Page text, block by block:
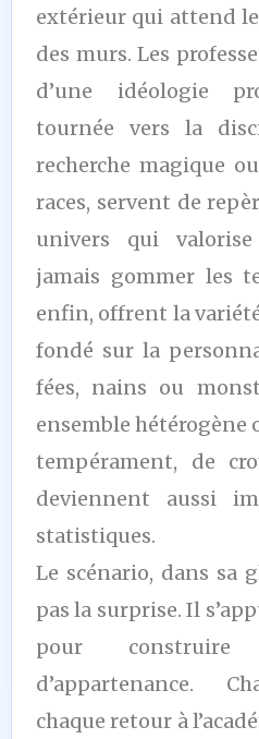
extérieur qui attend
des murs. Les
d’une idéologie
tournée vers la
recherche magique
races, servent de
univers qui
jamais gommer les
enfin, offrent la
fondé sur la
fées, nains ou
ensemble hétérogène
tempérament, de
deviennent aussi
statistiques.
Le scénario, dans sa
pas la surprise. Il
pour
d’appartenance.
chaque retour à